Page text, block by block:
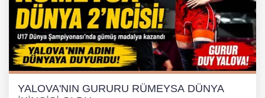
YALOVA'NIN GURURU RÜMEYSA DÜNYA